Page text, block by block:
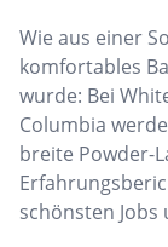
Wie aus einer
komfortables
wurde: Bei
Columbia
breite Powder-
schönsten Jobs